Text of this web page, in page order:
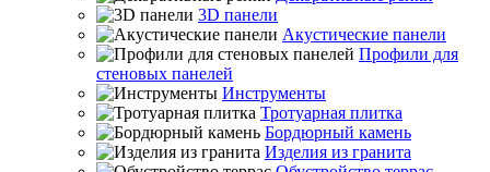
3D панели
Акустические панели
Профили для
стеновых панелей
Инструменты
Тротуарная плитка
Бордюрный камень
Изделия из гранита